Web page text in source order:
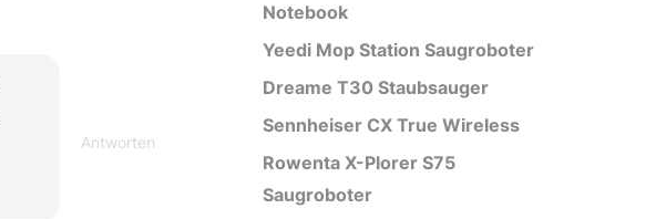
Antworten
Notebook
Yeedi Mop Station Saugroboter
Dreame T30 Staubsauger
Sennheiser CX True Wireless
Rowenta X-Plorer S75
Saugroboter